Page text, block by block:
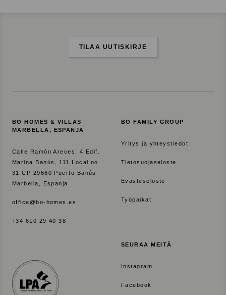
BO HOMES & VILLAS
MARBELLA, ESPANJA
Calle Ramón Areces, 4 Edif.
Marina Banús, 111 Local no
31 CP 29660 Puerto Banús
Marbella, Espanja
office@bo-homes.es
+34 610 29 40 38
BO FAMILY GROUP
Yritys ja yhteystiedot
Tietosuojaseloste
Evästeseloste
Työpaikat
SEURAA MEITÄ
Instagram
Facebook
TILAA UUTISKIRJE